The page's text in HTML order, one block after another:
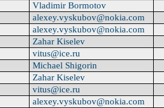
Vladimir Bormotov
alexey.vyskubov@nokia.com
alexey.vyskubov@nokia.com
Zahar Kiselev
vitus@ice.ru
Michael Shigorin
Zahar Kiselev
vitus@ice.ru
alexey.vyskubov@nokia.com